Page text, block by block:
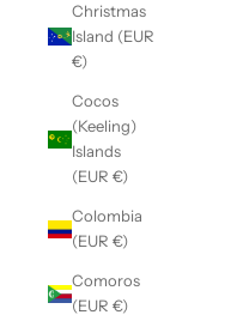
Christmas
Island (EUR
€)
Cocos
(Keeling)
Islands
(EUR €)
Colombia
(EUR €)
Comoros
(EUR €)